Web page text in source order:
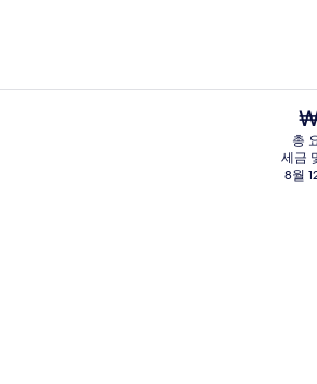
(Alcalá) | 욕실 | 고급 세면용품, 헤어드라이어, 비
체육관
현
재
가
격
총
세금
8월